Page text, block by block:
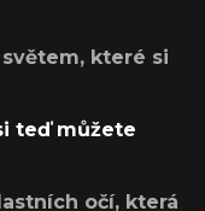
které si
teď můžete
očí, která